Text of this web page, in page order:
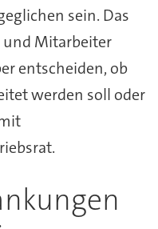
sein. Das
und Mitarbeiter
entscheiden, ob
werden soll oder